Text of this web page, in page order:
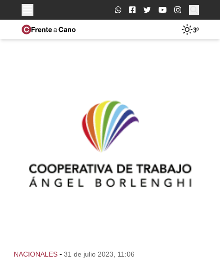
Buscar:
3º
NACIONALES - 31 de julio 2023, 11:06